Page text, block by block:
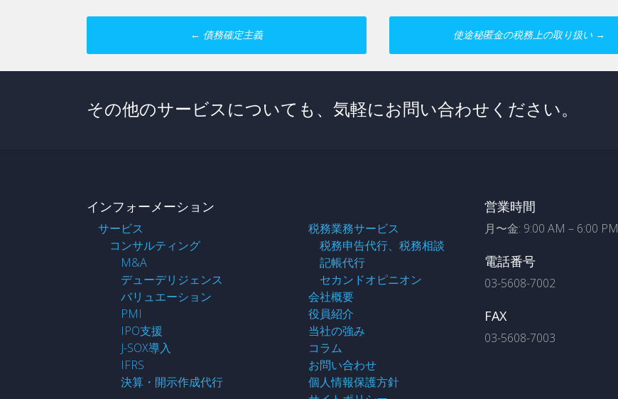
Post
navigation
← 債務確定主義 使途秘匿金の税務上の取り扱い →
その他のサービスについても、気軽にお問い合わせください。
インフォーメーション
サービス
コンサルティング
M&A
デューデリジェンス
バリュエーション
PMI
IPO支援
J-SOX導入
IFRS
決算・開示作成代行
税務業務サービス
税務申告代行、税務相談
記帳代行
セカンドオピニオン
会社概要
役員紹介
当社の強み
コラム
お問い合わせ
個人情報保護方針
営業時間
月〜金: 9:00 AM – 6:00 PM
電話番号
03-5608-7002
FAX
03-5608-7003